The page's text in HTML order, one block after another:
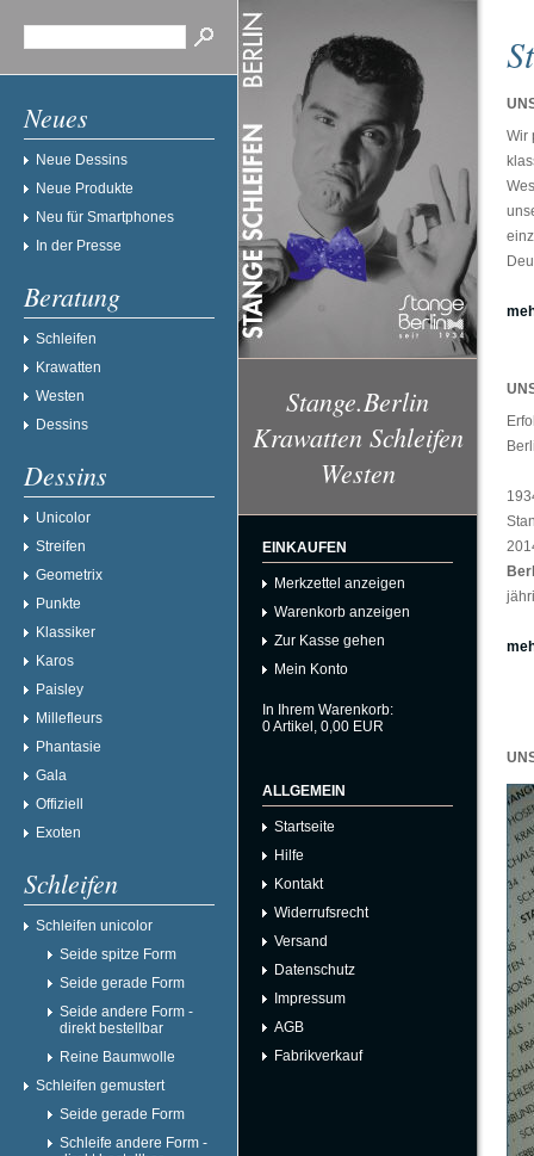
Neues
Neue Dessins
Neue Produkte
Neu für Smartphones
In der Presse
Beratung
Schleifen
Krawatten
Westen
Dessins
Dessins
Unicolor
Streifen
Geometrix
Punkte
Klassiker
Karos
Paisley
Millefleurs
Phantasie
Gala
Offiziell
Exoten
Schleifen
Schleifen unicolor
Seide spitze Form
Seide gerade Form
Seide andere Form -
direkt bestellbar
Reine Baumwolle
Schleifen gemustert
Seide gerade Form
Schleife andere Form -
Stange.Berlin
Krawatten Schleifen
Westen
EINKAUFEN
Merkzettel anzeigen
Warenkorb anzeigen
Zur Kasse gehen
Mein Konto
In Ihrem Warenkorb:
0Artikel, 0,00 EUR
ALLGEMEIN
Startseite
Hilfe
Kontakt
Widerrufsrecht
Versand
Datenschutz
Impressum
AGB
Fabrikverkauf
Wir